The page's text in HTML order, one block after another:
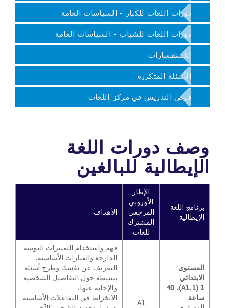
دورات اللغات للكبار - السياسات العامة
دورات اللغات للشباب - السياسات العامة
للاستفسارات
الأسئلة المتكررة
فرص التدريس في مركز اللغات
وصف دورات اللغة
الإيطالية للبالغين
برنامج اللغة
الإيطالية
الإطار
الأوروبي
المرجعي
المشترك
للغات
الأهداف
المستوى
الابتدائي
1 (A1.1)، 40
ساعة
A1
فهم واستخدام التعبيرات اليومية
الدارجة والعبارات الأساسية.
التعريف عن نفسك وطرح أسئلة
بسيطة حول التفاصيل الشخصية
والإجابة عنها.
الانخراط في التفاعلات الأساسية